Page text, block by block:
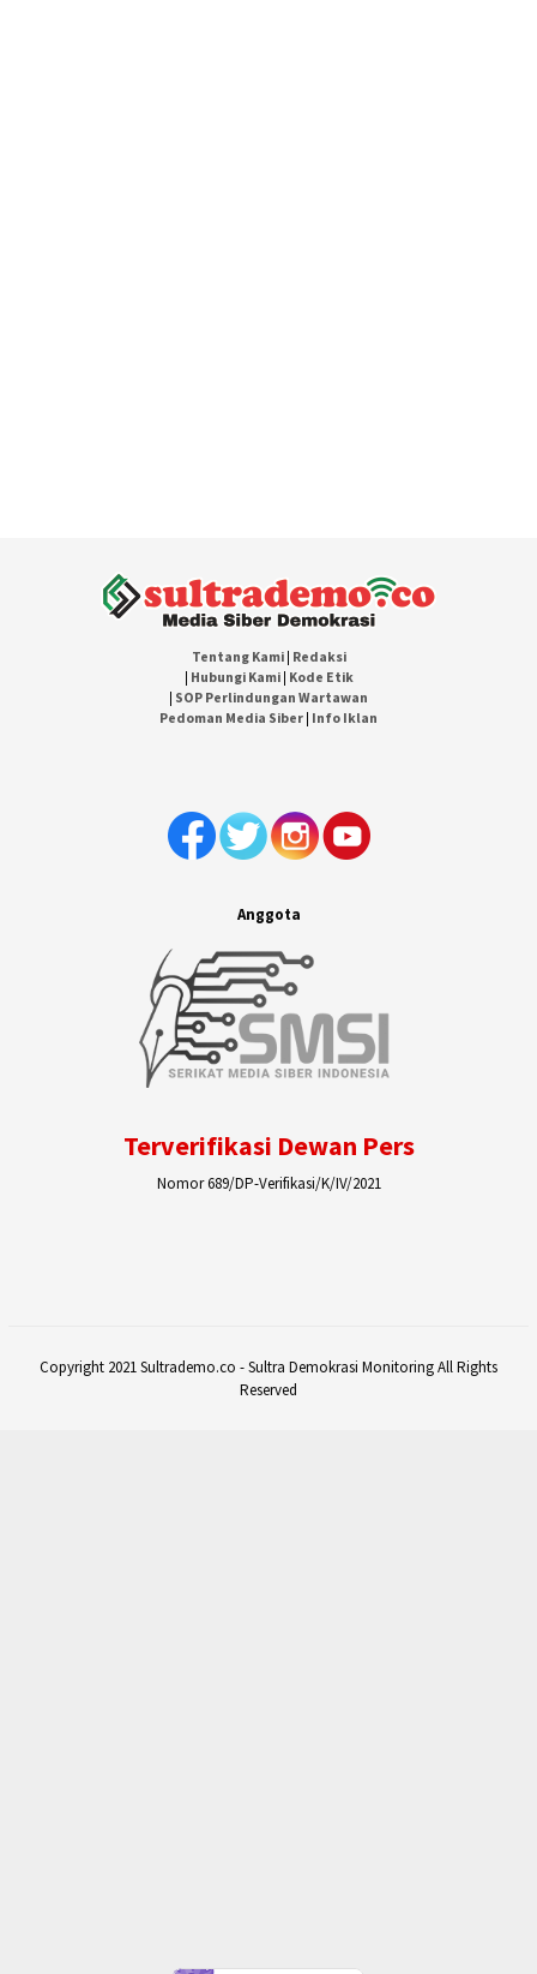
Tentang Kami| Redaksi
| Hubungi Kami| Kode Etik
| SOP Perlindungan Wartawan
Pedoman Media Siber | Info Iklan
Anggota
Terverifikasi Dewan Pers
Nomor 689/DP-Verifikasi/K/IV/2021
Copyright 2021 Sultrademo.co - Sultra Demokrasi Monitoring All Rights
Reserved